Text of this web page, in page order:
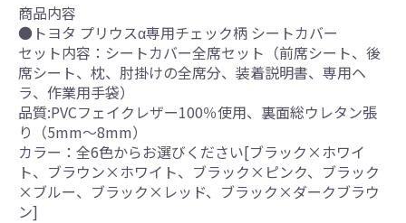
商品内容
●トヨタ プリウスα専用チェック柄 シートカバー
セット内容：シートカバー全席セット（前席シート、後
席シート、枕、肘掛けの全席分、装着説明書、専用ヘ
ラ、作業用手袋）
品質:PVCフェイクレザー100％使用、裏面総ウレタン張
り（5mm～8mm）
カラー：全6色からお選びください[ブラック×ホワイ
ト、ブラウン×ホワイト、ブラック×ピンク、ブラック
×ブルー、ブラック×レッド、ブラック×ダークブラウ
ン]